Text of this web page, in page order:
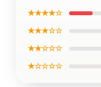
★★★★☆
★★★☆☆
★★☆☆☆
★☆☆☆☆